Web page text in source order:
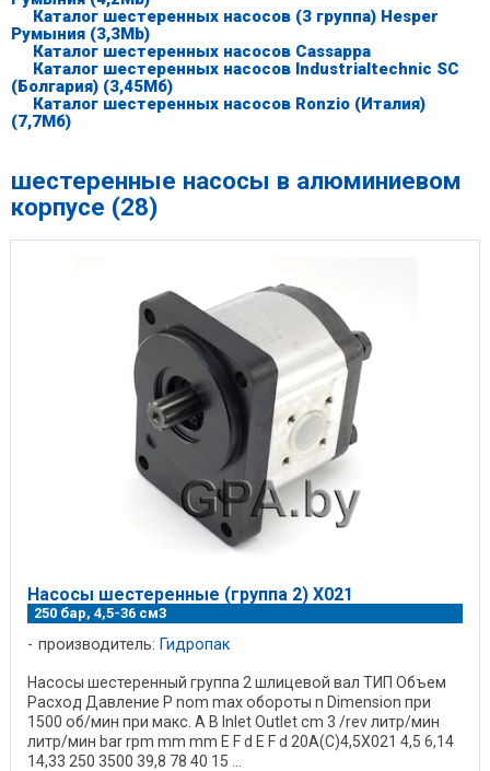
Каталог шестеренных насосов (3 группа) Hesper
Румыния (3,3Mb)
Каталог шестеренных насосов Cassappa
Каталог шестеренных насосов Industrialtechnic SC
(Болгария) (3,45Мб)
Каталог шестеренных насосов Ronzio (Италия)
(7,7Мб)
шестеренные насосы в алюминиевом
корпусе (28)
Насосы шестеренные (группа 2) X021
250 бар, 4,5-36 см3
производитель: Гидропак
Насосы шестеренный группа 2 шлицевой вал ТИП Объем
Расход Давление P nom max обороты n Dimension при
1500 об/мин при макс. A В Inlet Outlet cm 3 /rev литр/мин
литр/мин bar rpm mm mm E F d E F d 20A(C)4,5X021 4,5 6,14
14,33 250 3500 39,8 78 40 15 ...